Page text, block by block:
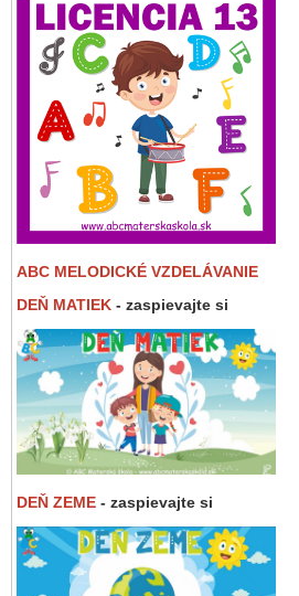
ABC MELODICKÉ VZDELÁVANIE
DEŇ MATIEK - zaspievajte si
DEŇ ZEME - zaspievajte si